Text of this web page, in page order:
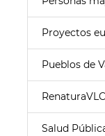
Proyectos
Pueblos de
RenaturaVLC
Salud